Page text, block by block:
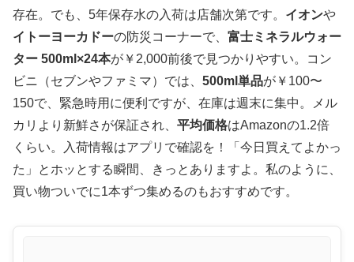
存在。でも、5年保存水の入荷は店舗次第です。 イオンや
イトーヨーカドーの防災コーナーで、 富士ミネラルウォー
ター 500ml×24本が￥2,000前後で見つかりやすい。コン
ビニ（セブンやファミマ）では、 500ml単品が￥100〜
150で、緊急時用に便利ですが、在庫は週末に集中。メル
カリより新鮮さが保証され、 平均価格はAmazonの1.2倍
くらい。入荷情報はアプリで確認を！「今日買えてよかっ
た」とホッとする瞬間、きっとありますよ。私のように、
買い物ついでに1本ずつ集めるのもおすすめです。